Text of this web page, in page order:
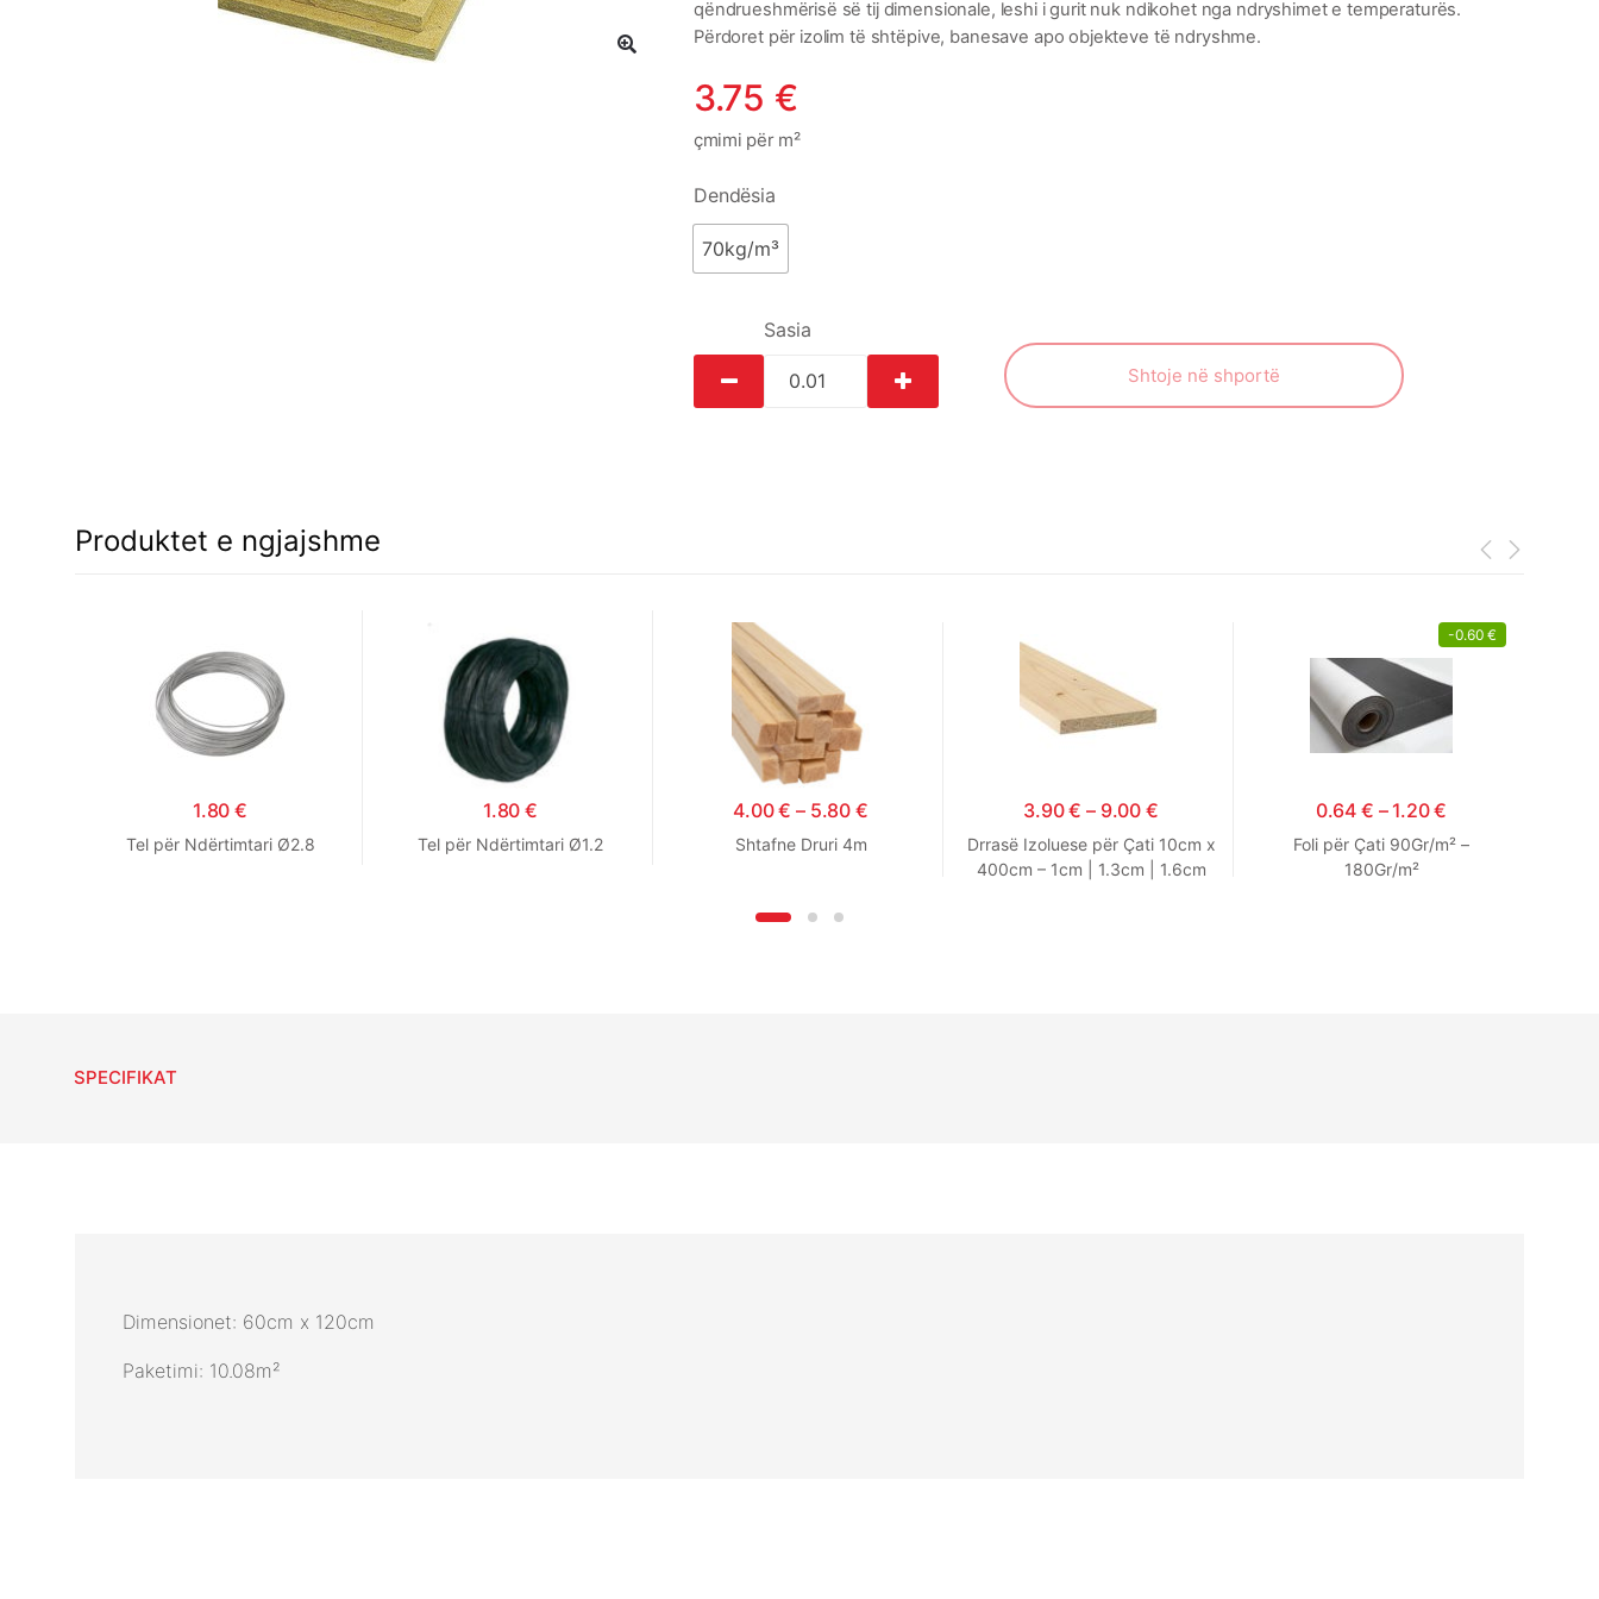
qëndrueshmërisë së tij dimensionale, leshi i gurit nuk ndikohet nga ndryshimet e temperaturës.
Përdoret për izolim të shtëpive, banesave apo objekteve të ndryshme.
3.75 €
çmimi për m²
Dendësia
70kg/m³
Sasia
Shtoje në shportë
Produktet e ngjajshme
1.80€
Tel për Ndërtimtari Ø2.8
1.80€
Tel për Ndërtimtari Ø1.2
4.00€ – 5.80 €
Shtafne Druri 4m
3.90€ – 9.00 €
Drrasë Izoluese për Çati 10cm x
400cm – 1cm | 1.3cm | 1.6cm
-0.60 €
0.64 € – 1.20€
Foli për Çati 90Gr/m² –
180Gr/m²
SPECIFIKAT
Dimensionet: 60cm x 120cm
Paketimi: 10.08m²